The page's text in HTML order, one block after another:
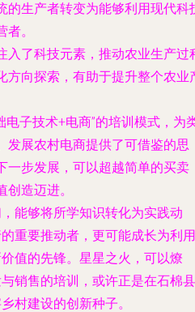
的生产者转变为能够利用现代科
。
入了科技元素，推动农业生产过
方向探索，有助于提升整个农业
电子技术+电商”的培训模式，为
发展农村电商提供了可借鉴的思
一步发展，可以超越简单的买卖
造迈进。
能够将所学知识转化为实践动
重要推动者，更可能成长为利用
值的先锋。星星之火，可以燎
销售的培训，或许正是在石棉县
村建设的创新种子。